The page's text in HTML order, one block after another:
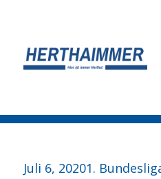
Veröffentlicht
Juli 6, 2020Kategorien
1.